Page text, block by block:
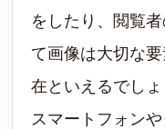
をしたり、閲覧
て画像は大切な
在といえるでしょ
スマートフォン